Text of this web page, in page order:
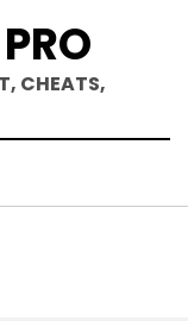
CHEATS,